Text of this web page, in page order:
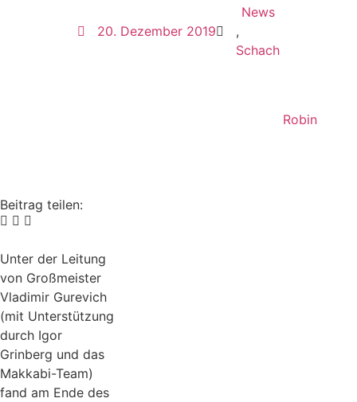
20. Dezember 2019
News
,
Schach
Robin
Beitrag teilen:
Unter der Leitung
von Großmeister
Vladimir Gurevich
(mit Unterstützung
durch Igor
Grinberg und das
Makkabi-Team)
fand am Ende des